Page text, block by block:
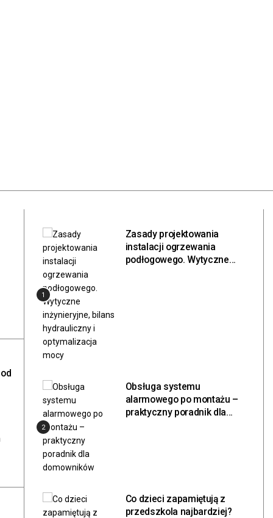
1
Zasady projektowania
instalacji ogrzewania
podłogowego. Wytyczne
2
Obsługa systemu
alarmowego po montażu –
praktyczny poradnik dla
Co dzieci zapamiętują z
przedszkola najbardziej?